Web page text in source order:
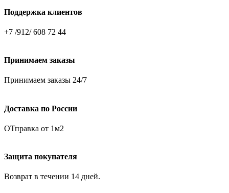
Поддержка клиентов
+7 /912/ 608 72 44
Принимаем заказы
Принимаем заказы 24/7
Доставка по России
ОТправка от 1м2
Защита покупателя
Возврат в течении 14 дней.